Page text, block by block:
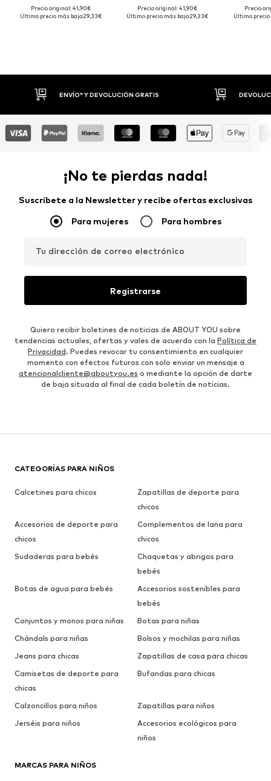
Precio original: 41,90€
Último precio más bajo:29,33€
Precio original: 41,90€
Último precio más bajo:29,33€
Precio
Último precio
ENVÍO* Y DEVOLUCIÓN GRATIS
¡No te pierdas nada!
Suscríbete a la Newsletter y recibe ofertas exclusivas
Para mujeres Para hombres
Tu dirección de correo electrónico
Registrarse
Quiero recibir boletines de noticias de ABOUT YOU sobre
tendencias actuales, ofertas y vales de acuerdo con la Política de
Privacidad. Puedes revocar tu consentimiento en cualquier
momento con efectos futuros con solo enviar un mensaje a
atencionalcliente@aboutyou.es o mediante la opción de darte
de baja situada al final de cada boletín de noticias.
CATEGORÍAS PARA NIÑOS
Calcetines para chicos
Zapatillas de deporte para
chicos
Accesorios de deporte para
chicos
Complementos de lana para
chicos
Sudaderas para bebés
Chaquetas y abrigos para
bebés
Botas de agua para bebés
Accesorios sostenibles para
bebés
Conjuntos y monos para niñas
Botas para niñas
Chándals para niñas
Bolsos y mochilas para niñas
Jeans para chicas
Zapatillas de casa para chicas
Camisetas de deporte para
chicas
Bufandas para chicas
Calzoncillos para niños
Zapatillas para niños
Jerséis para niños
Accesorios ecológicos para
niños
MARCAS PARA NIÑOS